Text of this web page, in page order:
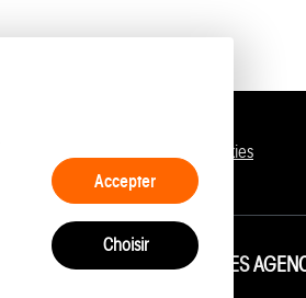
Accepter
Choisir
légales Politique de cookies
LES